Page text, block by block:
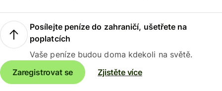
Posílejte peníze do zahraničí, ušetřete na
poplatcích
Vaše peníze budou doma kdekoli na světě.
Zaregistrovat se
Zjistěte více